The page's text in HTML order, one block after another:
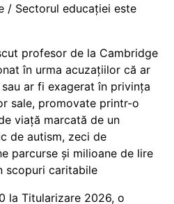
/ Sectorul educației este
profesor de la Cambridge
în urma acuzațiilor că ar
ar fi exagerat în privința
sale, promovate printr-o
viață marcată de un
de autism, zeci de
parcurse și milioane de lire
scopuri caritabile
la Titularizare 2026, o